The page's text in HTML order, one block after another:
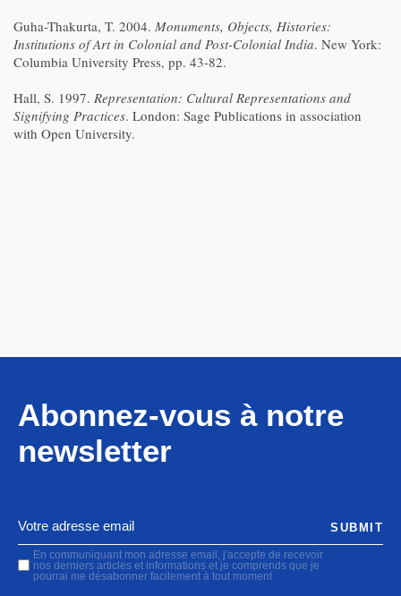
Guha-Thakurta, T. 2004. Monuments, Objects, Histories:
Institutions of Art in Colonial and Post-Colonial India. New York:
Columbia University Press, pp. 43-82.
Hall, S. 1997. Representation: Cultural Representations and
Signifying Practices. London: Sage Publications in association
with Open University.
Abonnez-vous à notre
newsletter
En communiquant mon adresse email, j'accepte de recevoir
nos derniers articles et informations et je comprends que je
pourrai me désabonner facilement à tout moment
SUBMIT